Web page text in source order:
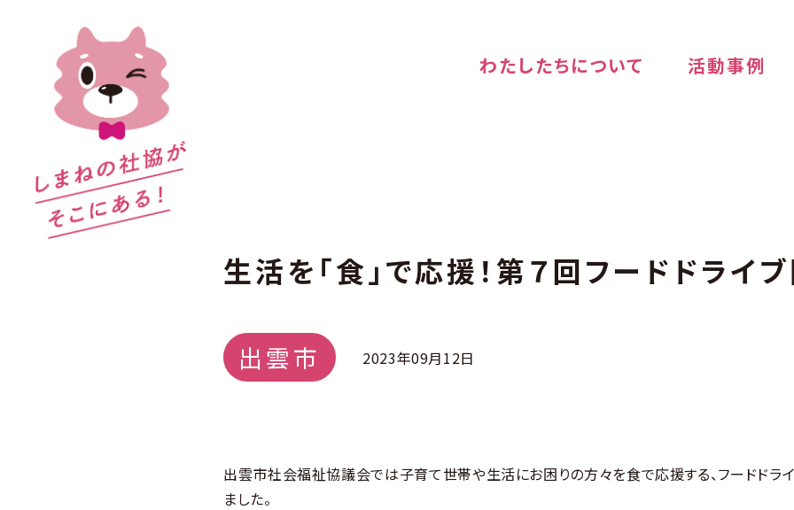
わたしたちについて 活動事例
生活を「食」で応援！第７回フードドライ
出雲市 2023年09月12日
出雲市社会福祉協議会では子育て世帯や生活にお困りの方々を食で応援する、フードドラ
ました。